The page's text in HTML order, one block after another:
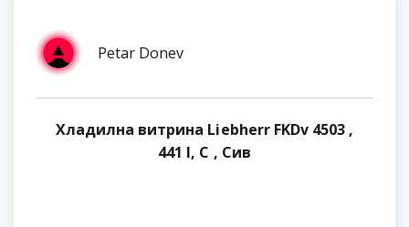
Petar Donev
Хладилна витрина Liebherr FKDv 4503 ,
441 l, C , Сив